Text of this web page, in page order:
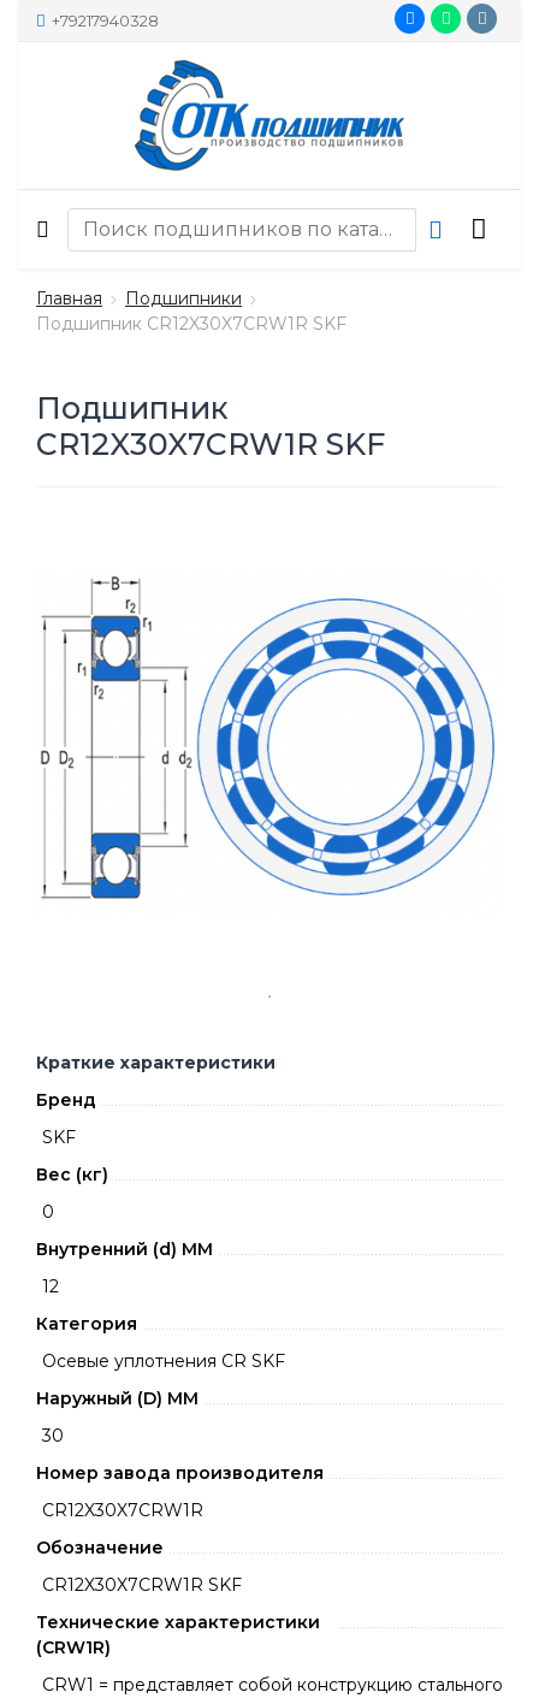
+79217940328
Главная
Подшипники
Подшипник CR12X30X7CRW1R SKF
Подшипник
CR12X30X7CRW1R SKF
Краткие характеристики
Бренд
SKF
Вес (кг)
0
Внутренний (d) ММ
12
Категория
Осевые уплотнения CR SKF
Наружный (D) ММ
30
Номер завода производителя
CR12X30X7CRW1R
Обозначение
CR12X30X7CRW1R SKF
Технические характеристики
(CRW1R)
CRW1 = представляет собой конструкцию стального